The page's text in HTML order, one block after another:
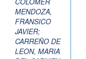
MENDOZA,
FRANSICO
JAVIER;
CARREÑO DE
LEON, MARIA